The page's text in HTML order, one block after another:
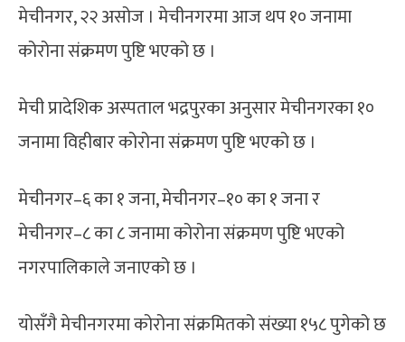
मेचीनगर, २२ असोज । मेचीनगरमा आज थप १० जनामा
कोरोना संक्रमण पुष्टि भएको छ ।
मेची प्रादेशिक अस्पताल भद्रपुरका अनुसार मेचीनगरका १०
जनामा विहीबार कोरोना संक्रमण पुष्टि भएको छ ।
मेचीनगर–६ का १ जना, मेचीनगर–१० का १ जना र
मेचीनगर–८ का ८ जनामा कोरोना संक्रमण पुष्टि भएको
नगरपालिकाले जनाएको छ ।
योसँगै मेचीनगरमा कोरोना संक्रमितको संख्या १५८ पुगेको छ